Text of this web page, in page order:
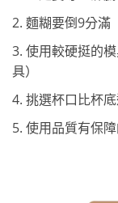
2. 麵糊要倒9分滿
3. 使用較硬挺的
具）
4. 挑選杯口比杯
5. 使用品質有保